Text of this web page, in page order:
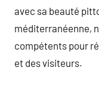
avec sa beauté
méditerranéenne,
compétents pour
et des visiteurs.